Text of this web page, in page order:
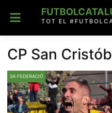
content
TOT EL
CP San
3A FEDERACIÓ